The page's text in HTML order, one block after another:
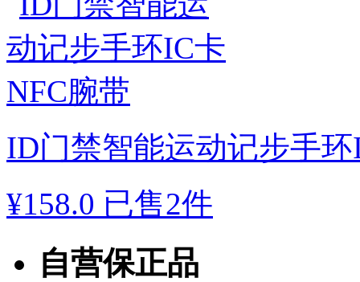
ID门禁智能运动记步手
¥158.0 已售2件
自营保正品